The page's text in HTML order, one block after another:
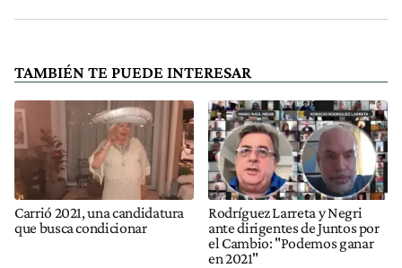
TAMBIÉN TE PUEDE INTERESAR
Carrió 2021, una candidatura
que busca condicionar
Rodríguez Larreta y Negri
ante dirigentes de Juntos por
el Cambio: "Podemos ganar
en 2021"